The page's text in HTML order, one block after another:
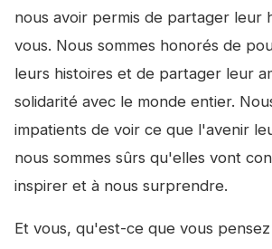
nous avoir permis de partager leur
vous. Nous sommes honorés de
leurs histoires et de partager leur
solidarité avec le monde entier.
impatients de voir ce que l'avenir
nous sommes sûrs qu'elles vont
inspirer et à nous surprendre.
Et vous, qu'est-ce que vous